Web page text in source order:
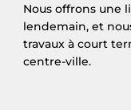
Nous offrons une
lendemain, et
travaux à court
centre-ville.